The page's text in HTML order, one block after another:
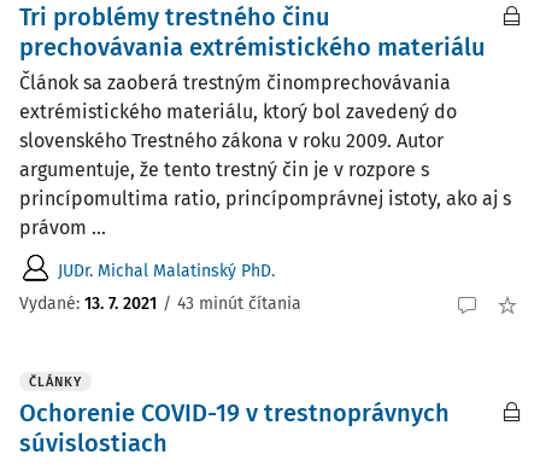
Tri problémy trestného činu
prechovávania extrémistického materiálu
Článok sa zaoberá trestným činomprechovávania
extrémistického materiálu, ktorý bol zavedený do
slovenského Trestného zákona v roku 2009. Autor
argumentuje, že tento trestný čin je v rozpore s
princípomultima ratio, princípomprávnej istoty, ako aj s
právom ...
JUDr. Michal Malatinský PhD.
Vydané: 13. 7. 2021 / 43 minút čítania
ČLÁNKY
Ochorenie COVID-19 v trestnoprávnych
súvislostiach